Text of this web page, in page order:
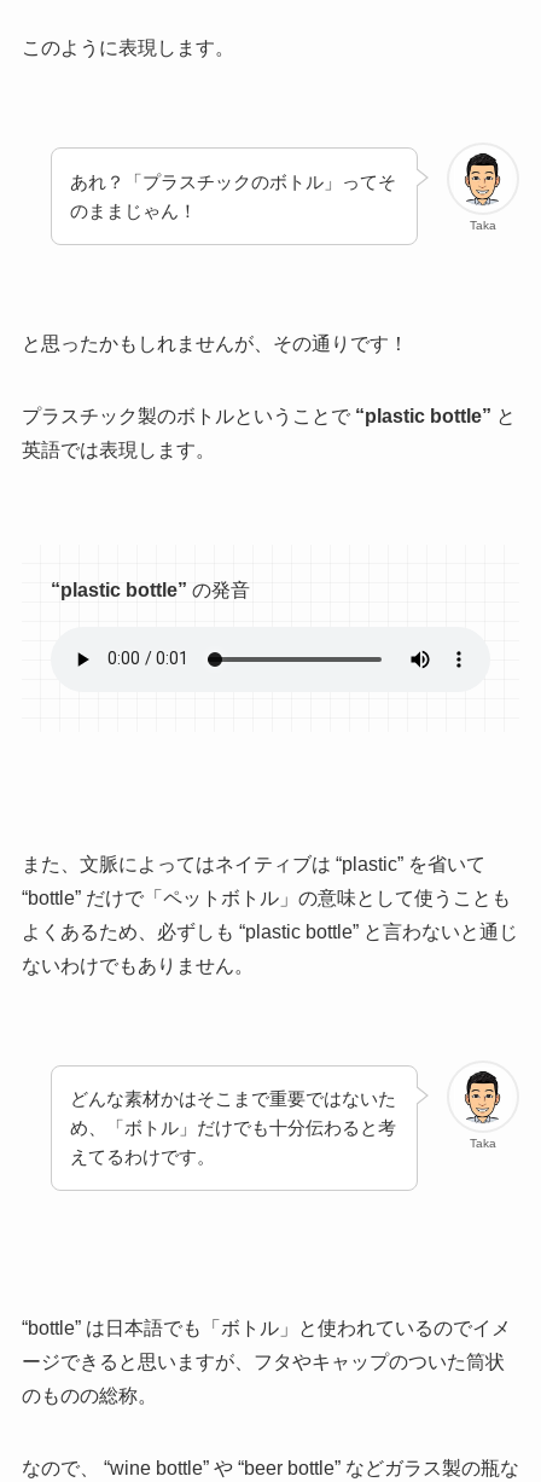
このように表現します。
Taka
あれ？「プラスチックのボトル」ってそ
のままじゃん！
と思ったかもしれませんが、その通りです！
プラスチック製のボトルということで “plastic bottle” と
英語では表現します。
“plastic bottle” の発音
また、文脈によってはネイティブは “plastic” を省いて
“bottle” だけで「ペットボトル」の意味として使うことも
よくあるため、必ずしも “plastic bottle” と言わないと通じ
ないわけでもありません。
Taka
どんな素材かはそこまで重要ではないた
め、「ボトル」だけでも十分伝わると考
えてるわけです。
“bottle” は日本語でも「ボトル」と使われているのでイメ
ージできると思いますが、フタやキャップのついた筒状
のものの総称。
なので、 “wine bottle” や “beer bottle” などガラス製の瓶な